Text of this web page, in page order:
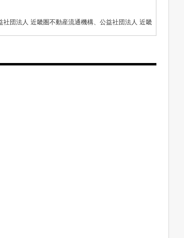
団法人 近畿圏不動産流通機構、公益社団法人 近畿